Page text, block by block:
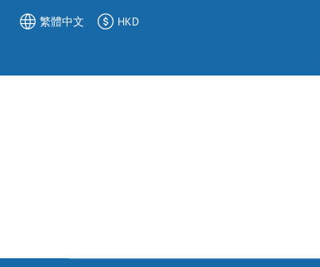
繁體中文 HKD